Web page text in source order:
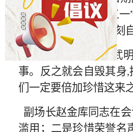
织干部职工召开了 “五
确对待职责权力，时刻
场支部书记、场长武
事。反之就会自毁其身
们一定要倍加珍惜这来
副场长赵金库同志在
滥用；二是珍惜荣誉名